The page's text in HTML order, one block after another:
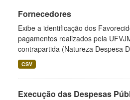
Fornecedores
Exibe a identificação dos
pagamentos realizados pela
contrapartida (Natureza Despesa
CSV
Execução das Despesas